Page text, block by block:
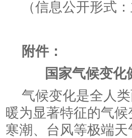
（信息公开形式
附件：
国家气候变
气候变化是全人
暖为显著特征的气
寒潮、台风等极端